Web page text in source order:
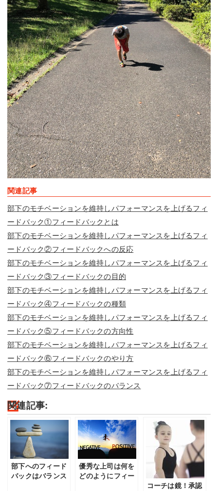
関連記事
部下のモチベーションを維持しパフォーマンスを上げるフィ
ードバック①フィードバックとは
部下のモチベーションを維持しパフォーマンスを上げるフィ
ードバック②フィードバックへの反応
部下のモチベーションを維持しパフォーマンスを上げるフィ
ードバック③フィードバックの目的
部下のモチベーションを維持しパフォーマンスを上げるフィ
ードバック④フィードバックの種類
部下のモチベーションを維持しパフォーマンスを上げるフィ
ードバック⑤フィードバックの方向性
部下のモチベーションを維持しパフォーマンスを上げるフィ
ードバック⑥フィードバックのやり方
部下のモチベーションを維持しパフォーマンスを上げるフィ
ードバック⑦フィードバックのバランス
関連記事:
部下へのフィード
バックはバランス
優秀な上司は何を
どのようにフィー
コーチは鏡！承認